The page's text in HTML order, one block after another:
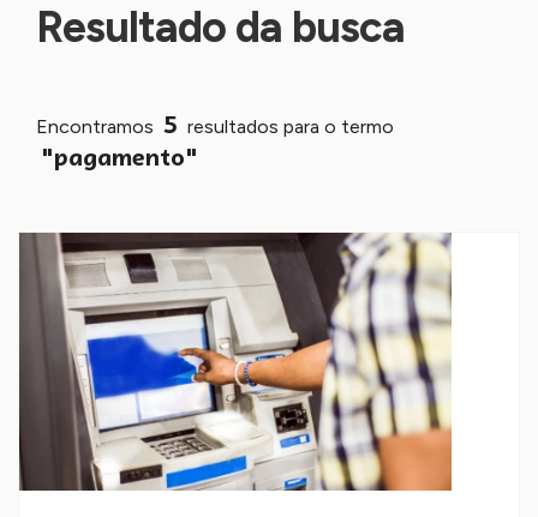
Resultado da busca
Encontramos 5 resultados para o termo
"pagamento"